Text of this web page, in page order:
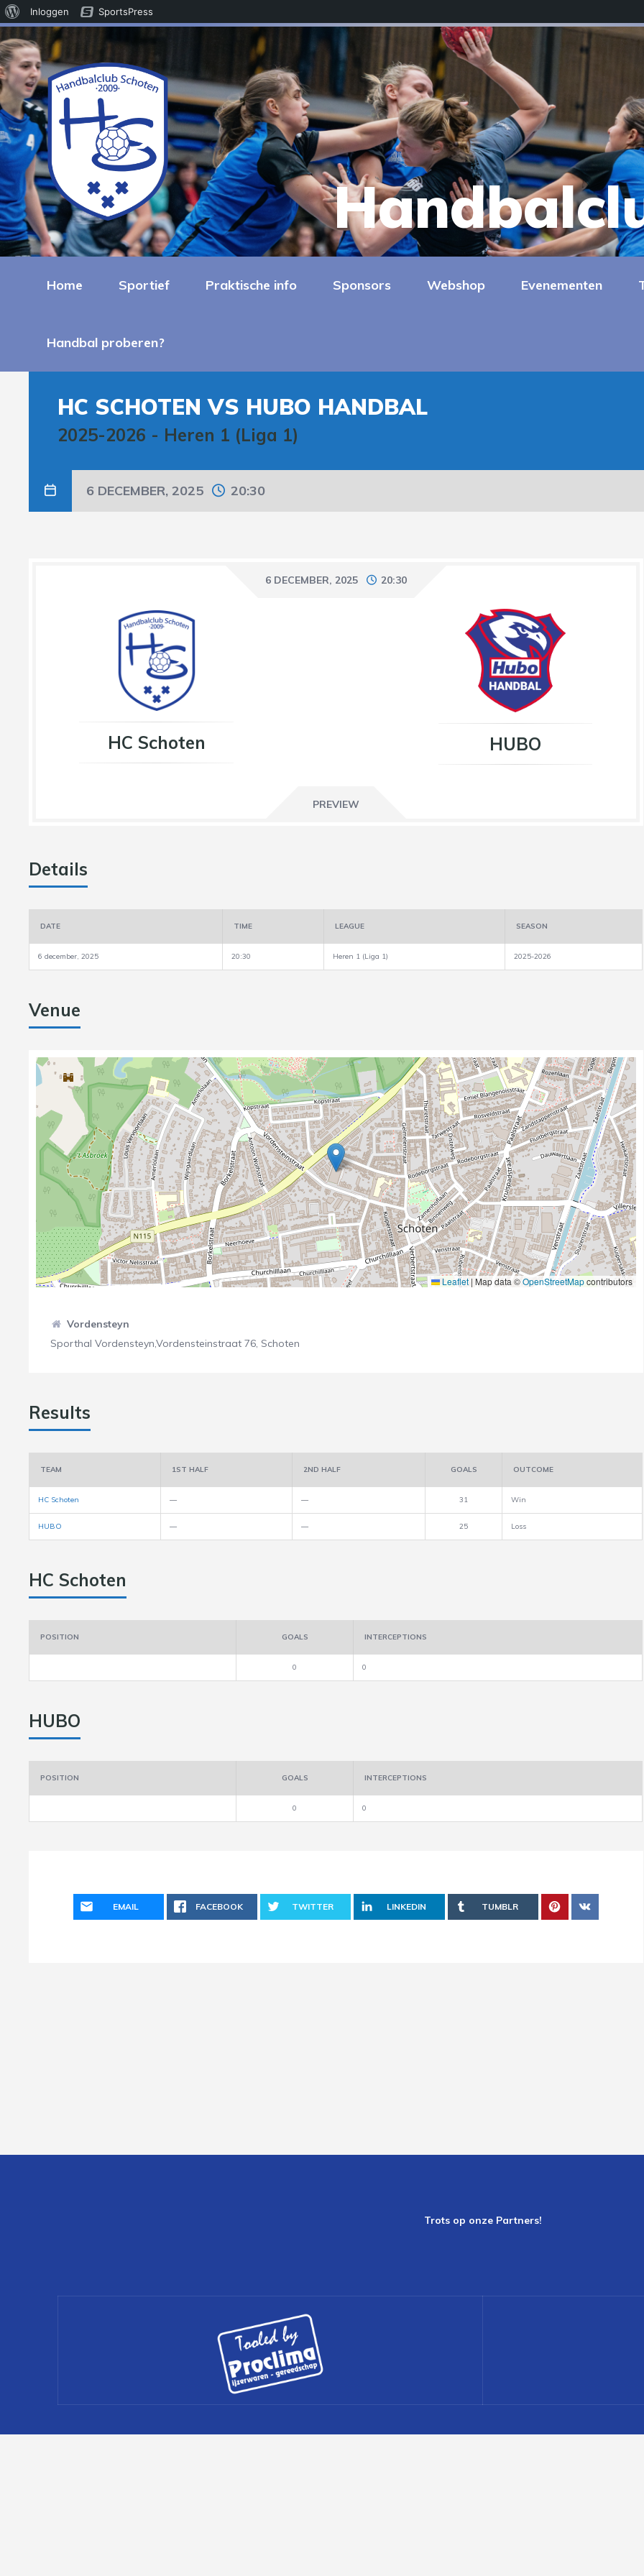
Home Sportief Praktische info Sponsors Webshop Evenementen
Handbal proberen?
HC SCHOTEN VS HUBO HANDBAL
2025-2026 - Heren 1 (Liga 1)
6 DECEMBER, 2025 20:30
6 DECEMBER, 2025 20:30
HC Schoten HUBO
PREVIEW
Details
DATE TIME LEAGUE SEASON
6 december, 2025 20:30 Heren 1 (Liga 1) 2025-2026
Venue
Leaflet | Map data ©OpenStreetMapcontributors
Vordensteyn
Sporthal Vordensteyn,Vordensteinstraat 76, Schoten
Results
TEAM 1ST HALF 2ND HALF GOALS OUTCOME
HC Schoten — — 31 Win
HUBO — — 25 Loss
HC Schoten
POSITION GOALS INTERCEPTIONS
0 0
HUBO
POSITION GOALS INTERCEPTIONS
0 0
EMAIL FACEBOOK TWITTER LINKEDIN TUMBLR
Trots op onze Partners!
Over
WordPress
Inloggen
SportsPress